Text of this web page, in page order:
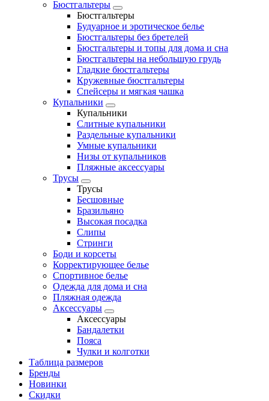
Бюстгальтеры
Бюстгальтеры
Будуарное и эротическое белье
Бюстгальтеры без бретелей
Бюстгальтеры и топы для дома и сна
Бюстгальтеры на небольшую грудь
Гладкие бюстгальтеры
Кружевные бюстгальтеры
Спейсеры и мягкая чашка
Купальники
Купальники
Слитные купальники
Раздельные купальники
Умные купальники
Низы от купальников
Пляжные аксессуары
Трусы
Трусы
Бесшовные
Бразильяно
Высокая посадка
Слипы
Стринги
Боди и корсеты
Корректирующее белье
Спортивное белье
Одежда для дома и сна
Пляжная одежда
Аксессуары
Аксессуары
Бандалетки
Пояса
Чулки и колготки
Таблица размеров
Бренды
Новинки
Скидки